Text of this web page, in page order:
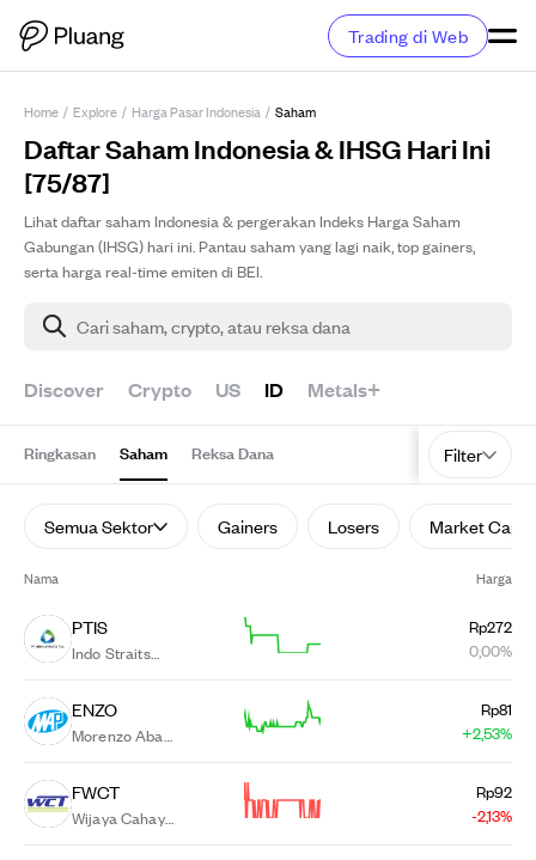
Trading di Web
Home / Explore / Harga Pasar Indonesia / Saham
Daftar Saham Indonesia & IHSG Hari Ini
[75/87]
Lihat daftar saham Indonesia & pergerakan Indeks Harga Saham
Gabungan (IHSG) hari ini. Pantau saham yang lagi naik, top gainers,
serta harga real-time emiten di BEI.
Cari saham, crypto, atau reksa dana
Discover Crypto US ID Metals+
Ringkasan Saham Reksa Dana Filter
Semua Sektor Gainers Losers Market Cap
Nama Harga
PTIS
Indo Straits
Tbk.
Rp272
0,00%
ENZO
Morenzo Abadi
Perkasa Tbk.
Rp81
+2,53%
FWCT
Wijaya Cahaya
Timber Tbk.
Rp92
-2,13%